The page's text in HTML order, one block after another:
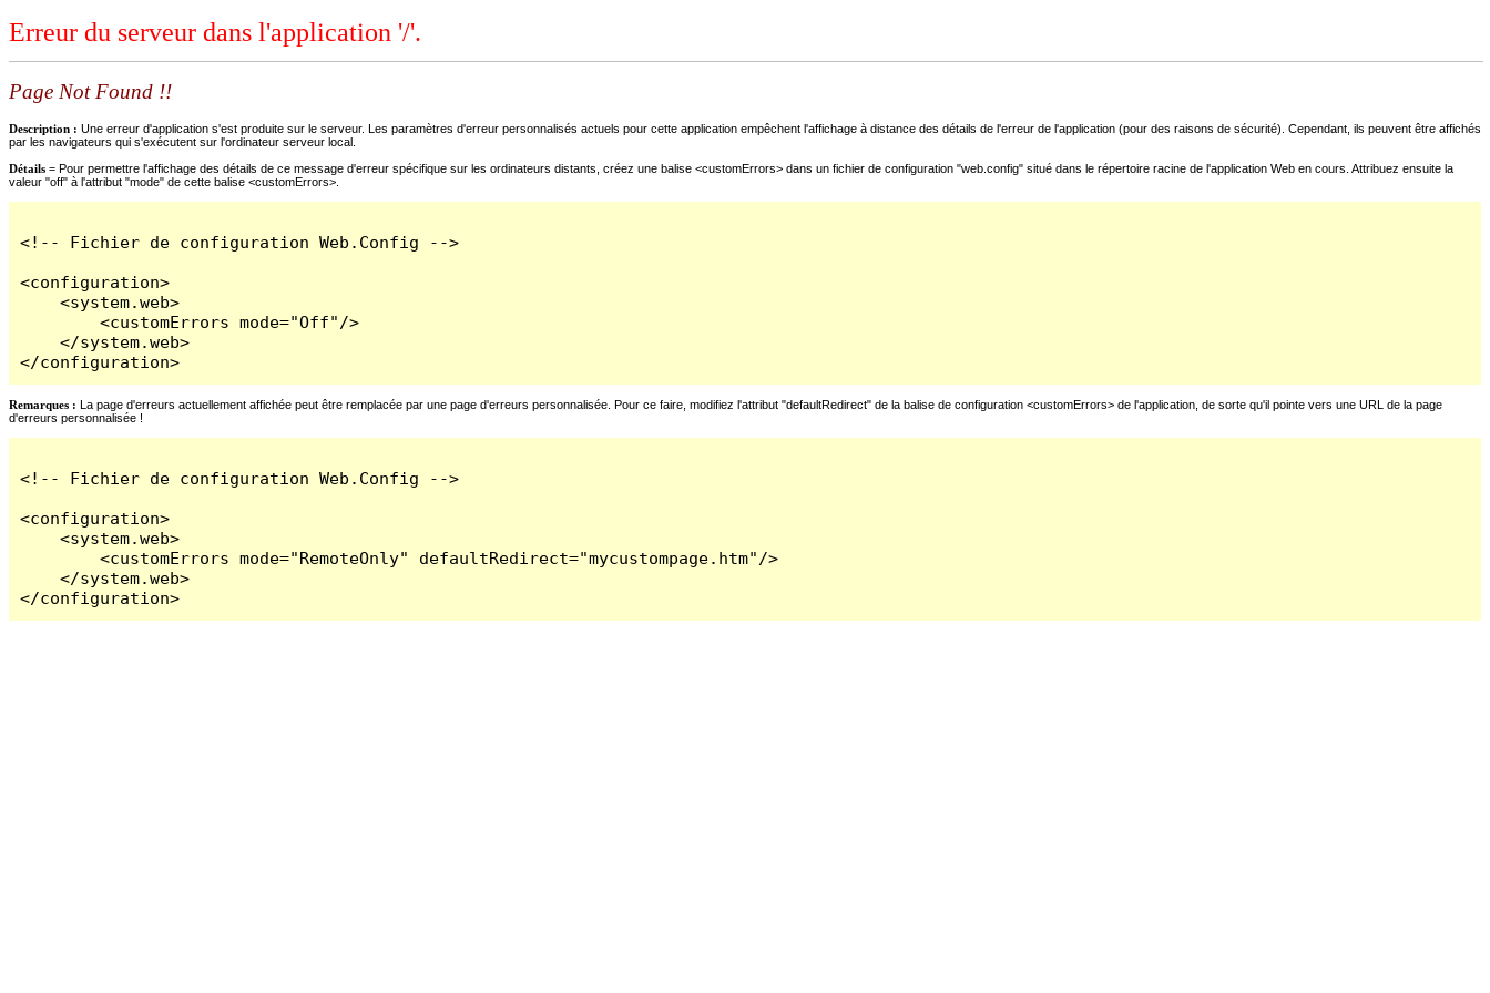
Erreur du serveur dans l'application '/'.
Page Not Found !!
Description : Une erreur d'application s'est produite sur le serveur. Les paramètres d'erreur personnalisés actuels pour cette application empêchent l'affichage à distance des détails de l'erreur de l'application (pour des raisons de sécurité). Cependant, ils peuvent être affichés
par les navigateurs qui s'exécutent sur l'ordinateur serveur local.
Détails = Pour permettre l'affichage des détails de ce message d'erreur spécifique sur les ordinateurs distants, créez une balise <customErrors> dans un fichier de configuration "web.config" situé dans le répertoire racine de l'application Web en cours. Attribuez ensuite la
valeur "off" à l'attribut "mode" de cette balise <customErrors>.
<!-- Fichier de configuration Web.Config -->
<configuration>
    <system.web>
        <customErrors mode="Off"/>
    </system.web>
</configuration>
Remarques : La page d'erreurs actuellement affichée peut être remplacée par une page d'erreurs personnalisée. Pour ce faire, modifiez l'attribut "defaultRedirect" de la balise de configuration <customErrors> de l'application, de sorte qu'il pointe vers une URL de la page
d'erreurs personnalisée !
<!-- Fichier de configuration Web.Config -->
<configuration>
    <system.web>
        <customErrors mode="RemoteOnly" defaultRedirect="mycustompage.htm"/>
    </system.web>
</configuration>